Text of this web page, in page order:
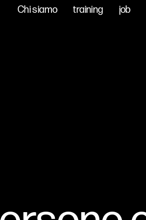
Chi siamo training job
Chi siamo training job